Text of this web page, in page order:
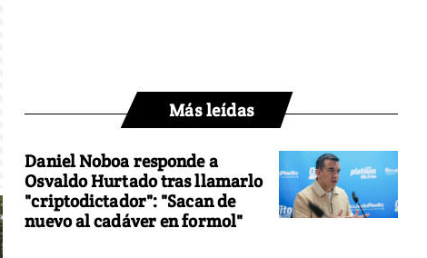
Más leídas
Daniel Noboa responde a
Osvaldo Hurtado tras llamarlo
"criptodictador": "Sacan de
nuevo al cadáver en formol"